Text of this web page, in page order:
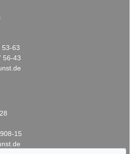
53-63
56-43
15